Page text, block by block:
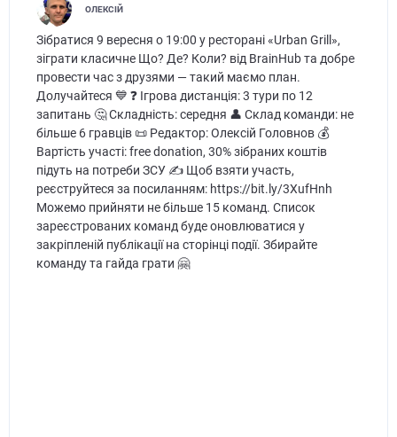
ОЛЕКСІЙ
Зібратися 9 вересня о 19:00 у ресторані «Urban Grill»,
зіграти класичне Що? Де? Коли? від BrainHub та добре
провести час з друзями — такий маємо план.
Долучайтеся 💙 ❓ Ігрова дистанція: 3 тури по 12
запитань 🤔 Складність: середня 👤 Склад команди: не
більше 6 гравців 📜 Редактор: Олексій Головнов 💰
Вартість участі: free donation, 30% зібраних коштів
підуть на потреби ЗСУ ✍️ Щоб взяти участь,
реєструйтеся за посиланням: https://bit.ly/3XufHnh
Можемо прийняти не більше 15 команд. Список
зареєстрованих команд буде оновлюватися у
закріпленій публікації на сторінці події. Збирайте
команду та гайда грати 🤗